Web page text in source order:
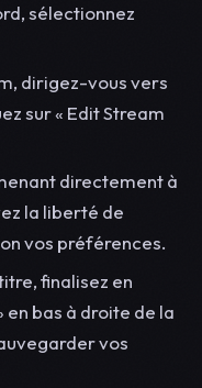
sélectionnez
dirigez-vous vers
sur « Edit Stream
directement à
la liberté de
vos préférences.
finalisez en
en bas à droite de la
vos